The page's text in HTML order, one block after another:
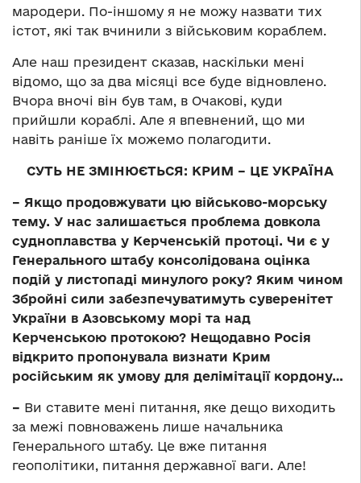
мародери. По-іншому я не можу назвати тих
істот, які так вчинили з військовим кораблем.
Але наш президент сказав, наскільки мені
відомо, що за два місяці все буде відновлено.
Вчора вночі він був там, в Очакові, куди
прийшли кораблі. Але я впевнений, що ми
навіть раніше їх можемо полагодити.
СУТЬ НЕ ЗМІНЮЄТЬСЯ: КРИМ – ЦЕ УКРАЇНА
– Якщо продовжувати цю військово-морську
тему. У нас залишається проблема довкола
судноплавства у Керченській протоці. Чи є у
Генерального штабу консолідована оцінка
подій у листопаді минулого року? Яким чином
Збройні сили забезпечуватимуть суверенітет
України в Азовському морі та над
Керченською протокою? Нещодавно Росія
відкрито пропонувала визнати Крим
російським як умову для делімітації кордону…
– Ви ставите мені питання, яке дещо виходить
за межі повноважень лише начальника
Генерального штабу. Це вже питання
геополітики, питання державної ваги. Але!